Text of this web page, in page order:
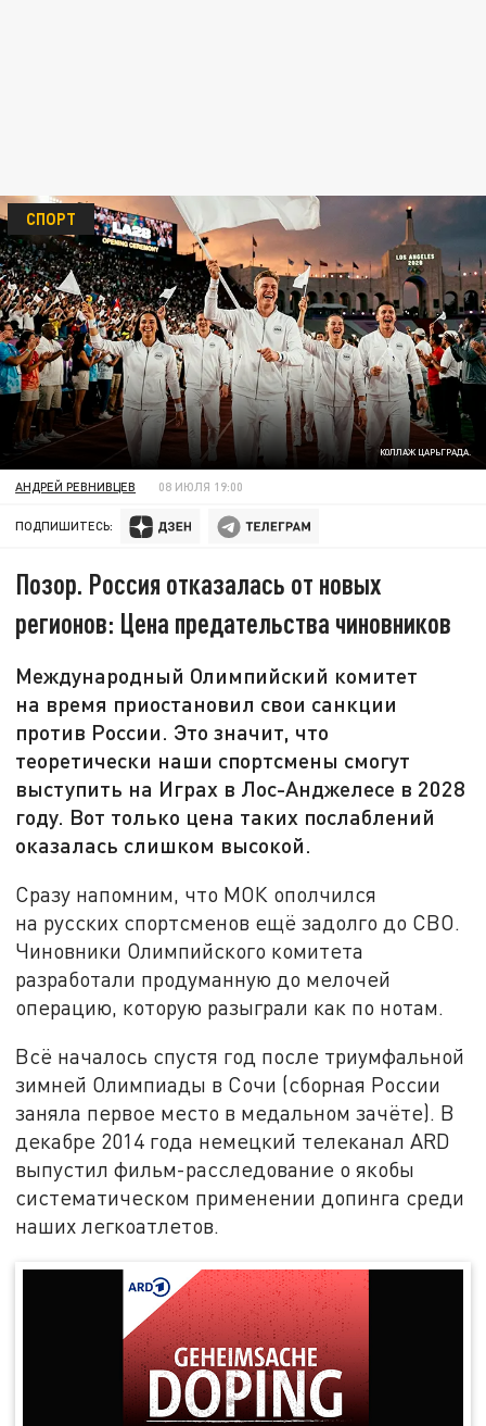
КОЛЛАЖ ЦАРЬГРАДА.
СПОРТ
АНДРЕЙ РЕВНИВЦЕВ 08 ИЮЛЯ 19:00
ПОДПИШИТЕСЬ:
Позор. Россия отказалась от новых
регионов: Цена предательства чиновников
Международный Олимпийский комитет
на время приостановил свои санкции
против России. Это значит, что
теоретически наши спортсмены смогут
выступить на Играх в Лос-Анджелесе в 2028
году. Вот только цена таких послаблений
оказалась слишком высокой.
Сразу напомним, что МОК ополчился
на русских спортсменов ещё задолго до СВО.
Чиновники Олимпийского комитета
разработали продуманную до мелочей
операцию, которую разыграли как по нотам.
Всё началось спустя год после триумфальной
зимней Олимпиады в Сочи (сборная России
заняла первое место в медальном зачёте). В
декабре 2014 года немецкий телеканал ARD
выпустил фильм-расследование о якобы
систематическом применении допинга среди
наших легкоатлетов.